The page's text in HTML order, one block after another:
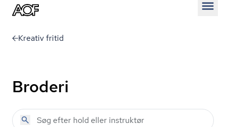
Kreativ fritid
Broderi